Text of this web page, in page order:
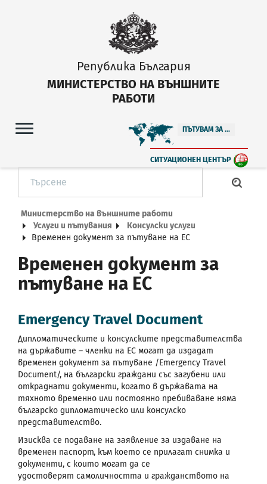
Република България
МИНИСТЕРСТВО НА ВЪНШНИТЕ
РАБОТИ
ПЪТУВАМ ЗА ...
СИТУАЦИОНЕН ЦЕНТЪР
Министерство на външните работи
Услуги и пътувания
Консулски услуги
Временен документ за пътуване на ЕС
Временен документ за
пътуване на ЕС
Emergency Travel Document
Дипломатическите и консулските представителства
на държавите – членки на ЕС могат да издадат
временен документ за пътуване /Emergency Travel
Document/, на български граждани със загубени или
откраднати документи, когато в държавата на
тяхното временно или постоянно пребиваване няма
българско дипломатическо или консулско
представителство.
Изисква се подаване на заявление за издаване на
временен паспорт, към което се прилагат снимка и
документи, с които могат да се
удостоверят самоличността и гражданството на